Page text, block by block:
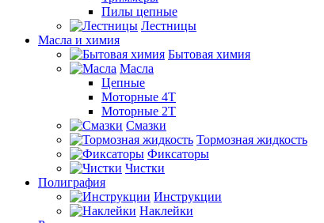
Пилы цепные
Лестницы
Масла и химия
Бытовая химия
Масла
Цепные
Моторные 4Т
Моторные 2Т
Смазки
Тормозная жидкость
Фиксаторы
Чистки
Полиграфия
Инструкции
Наклейки